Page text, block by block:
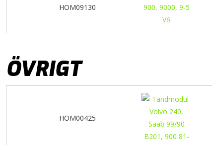
HOM09130
ÖVRIGT
HOM00425